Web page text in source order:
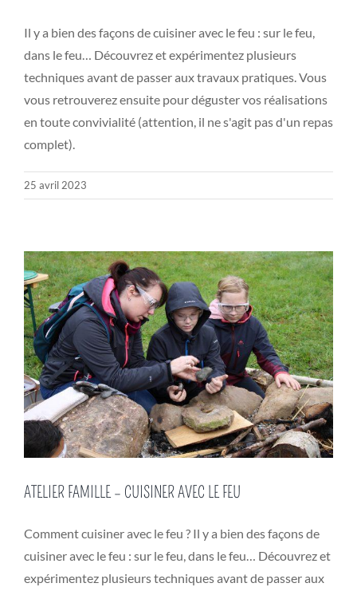
Il y a bien des façons de cuisiner avec le feu : sur le feu,
dans le feu… Découvrez et expérimentez plusieurs
techniques avant de passer aux travaux pratiques. Vous
vous retrouverez ensuite pour déguster vos réalisations
en toute convivialité (attention, il ne s'agit pas d'un repas
complet).
25 avril 2023
ATELIER FAMILLE – CUISINER AVEC LE FEU
Comment cuisiner avec le feu ? Il y a bien des façons de
cuisiner avec le feu : sur le feu, dans le feu… Découvrez et
expérimentez plusieurs techniques avant de passer aux